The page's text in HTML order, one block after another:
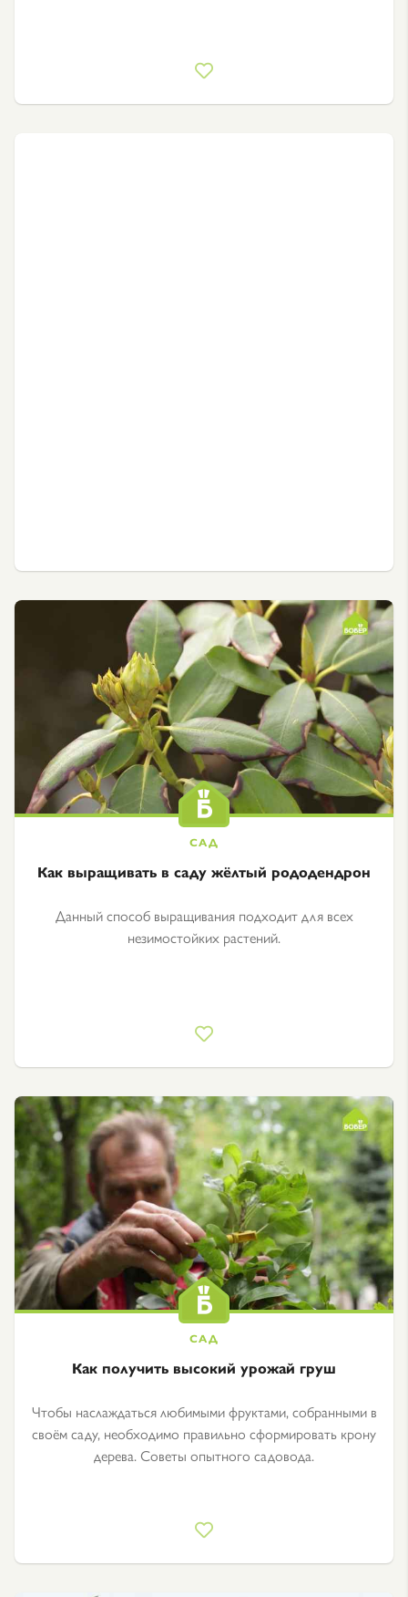
Как выращивать в саду жёлтый рододендрон
Данный способ выращивания подходит для всех
незимостойких растений.
Как получить высокий урожай груш
Чтобы наслаждаться любимыми фруктами, собранными в
своём саду, необходимо правильно сформировать крону
дерева. Советы опытного садовода.